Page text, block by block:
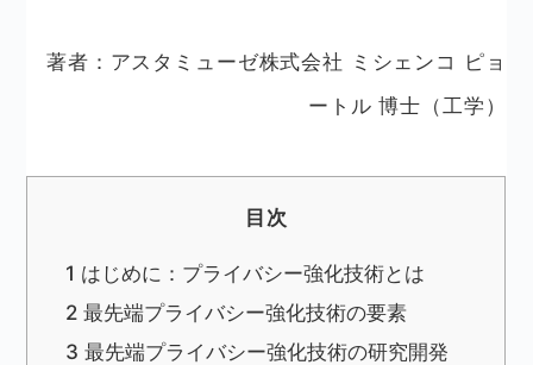
著者：アスタミューゼ株式会社 ミシェンコ ピョ
ートル 博士（工学）
目次
1 はじめに：プライバシー強化技術とは
2 最先端プライバシー強化技術の要素
3 最先端プライバシー強化技術の研究開発